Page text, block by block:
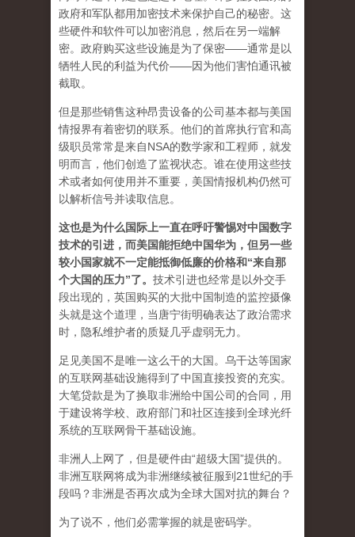
政府和军​​队都用加密技术来保护自己的秘密。这
些硬件和软件可以加密消息，然后在另一端解
密。政府购买这些设施是为了保密——通常是以
牺牲人民的利益为代价——因为他们害怕通讯被
截取。
但是那些销售这种昂贵设备的公司基本都与美国
情报界有着密切的联系。他们的首席执行官和高
级职员常常是来自NSA的数学家和工程师，就发
明而言，他们创造了监视状态。谁在使用这些技
术或者如何使用并不重要，美国情报机构仍然可
以解析信号并读取信息。
这也是为什么国际上一直在呼吁警惕对中国数字
技术的引进，而美国能拒绝中国华为，但另一些
较小国家就不一定能抵御低廉的价格和“来自那
个大国的压力”了。 技术引进也经常是以外交手
段出现的，英国购买的大批中国制造的监控摄像
头就是这个道理，当唐宁街明确表达了政治需求
时，隐私维护者的质疑几乎虚弱无力。
足见美国不是唯一这么干的大国。乌干达等国家
的互联网基础设施得到了中国直接投资的充实。
大笔贷款是为了换取非洲给中国公司的合同，用
于建设将学校、政府部门和社区连接到全球光纤
系统的互联网骨干基础设施。
非洲人上网了，但是硬件由“超级大国”提供的。
非洲互联网将成为非洲继续被征服到21世纪的手
段吗？非洲是否再次成为全球大国对抗的舞台？
为了说不，他们必需掌握的就是密码学。